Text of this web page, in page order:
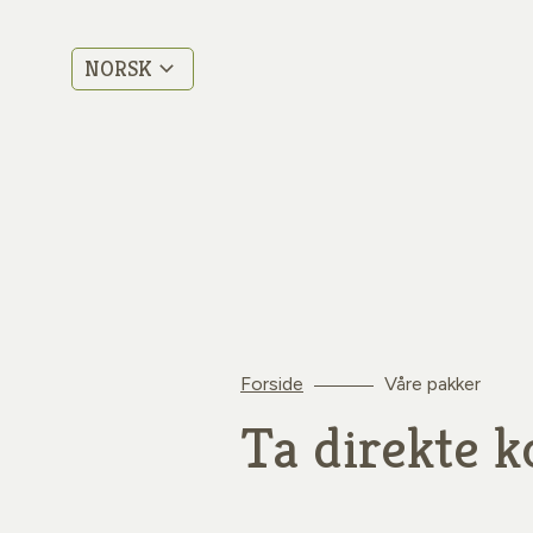
NORSK
Forside Våre pakker
Ta direkte